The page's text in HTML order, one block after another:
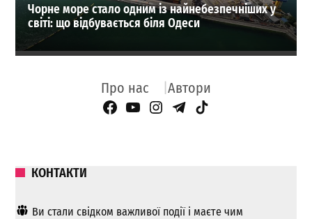
Чорне море стало одним із найнебезпечніших у
світі: що відбувається біля Одеси
Про нас Автори
Facebook Page
YouTube
Instagram
Telegram
TikTok
КОНТАКТИ
Ви стали свідком важливої ​​події і маєте чим